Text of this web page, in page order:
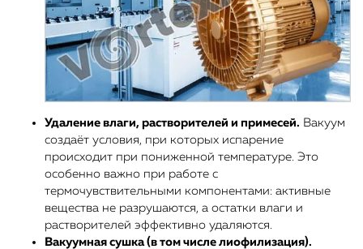
Удаление влаги, растворителей и примесей. Вакуум
создаёт условия, при которых испарение
происходит при пониженной температуре. Это
особенно важно при работе с
термочувствительными компонентами: активные
вещества не разрушаются, а остатки влаги и
растворителей эффективно удаляются.
Вакуумная сушка (в том числе лиофилизация).